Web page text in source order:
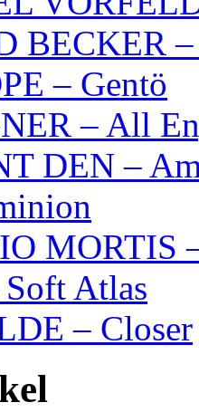
BECKER
– Gentö
– All
DEN –
MORTIS
Atlas
– Closer